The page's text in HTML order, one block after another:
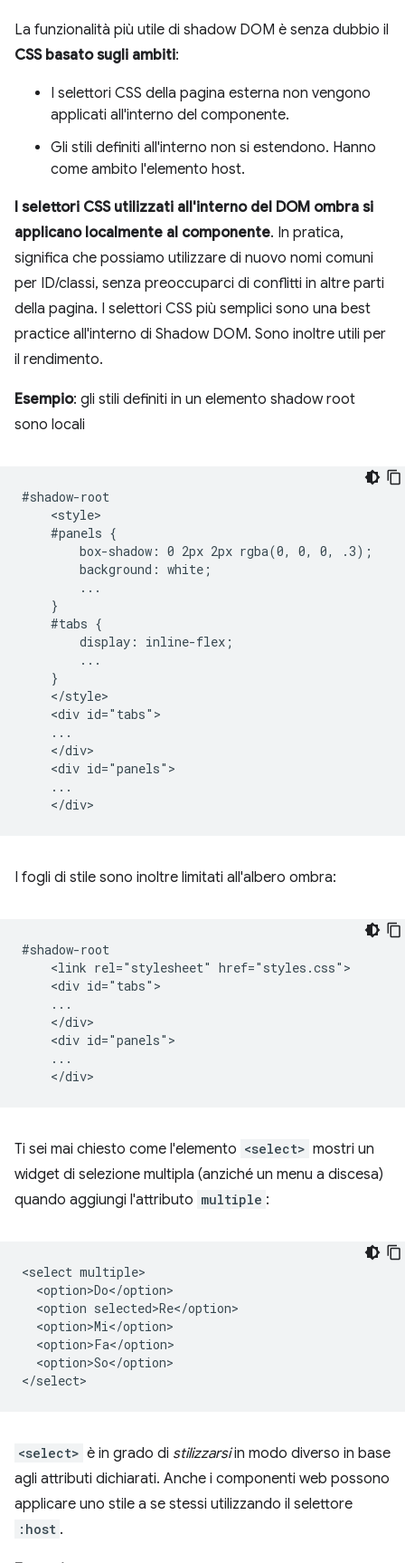
La funzionalità più utile di shadow DOM è senza dubbio il
CSS basato sugli ambiti:
I selettori CSS della pagina esterna non vengono
applicati all'interno del componente.
Gli stili definiti all'interno non si estendono. Hanno
come ambito l'elemento host.
I selettori CSS utilizzati all'interno del DOM ombra si
applicano localmente al componente. In pratica,
significa che possiamo utilizzare di nuovo nomi comuni
per ID/classi, senza preoccuparci di conflitti in altre parti
della pagina. I selettori CSS più semplici sono una best
practice all'interno di Shadow DOM. Sono inoltre utili per
il rendimento.
Esempio: gli stili definiti in un elemento shadow root
sono locali
#shadow-root
    <style>
    #panels {
        box-shadow: 0 2px 2px rgba(0, 0, 0, .3);
        background: white;
        ...
    }
    #tabs {
        display: inline-flex;
        ...
    }
    </style>
    <div id="tabs">
    ...
    </div>
    <div id="panels">
    ...
I fogli di stile sono inoltre limitati all'albero ombra:
#shadow-root
    <link rel="stylesheet" href="styles.css">
    <div id="tabs">
    ...
    </div>
    <div id="panels">
    ...
Ti sei mai chiesto come l'elemento <select> mostri un
widget di selezione multipla (anziché un menu a discesa)
quando aggiungi l'attributo multiple :
<select multiple>
  <option>Do</option>
  <option selected>Re</option>
  <option>Mi</option>
  <option>Fa</option>
  <option>So</option>
<select> è in grado di stilizzarsiin modo diverso in base
agli attributi dichiarati. Anche i componenti web possono
applicare uno stile a se stessi utilizzando il selettore
:host .